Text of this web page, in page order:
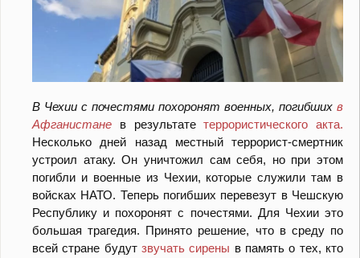
В Чехии с почестями похоронят военных, погибших в
Афганистане в результатетеррористического акта.
Несколько дней назад местный террорист-смертник
устроил атаку. Он уничтожил сам себя, но при этом
погибли и военные из Чехии, которые служили там в
войсках НАТО. Теперь погибших перевезут в Чешскую
Республику и похоронят с почестями. Для Чехии это
большая трагедия. Принято решение, что в среду по
всей стране будут звучать сирены в память о тех, кто